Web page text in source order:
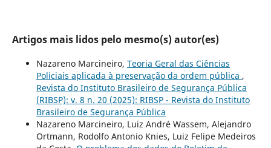
Artigos mais lidos pelo mesmo(s) autor(es)
Nazareno Marcineiro, Teoria Geral das Ciências
Policiais aplicada à preservação da ordem pública ,
Revista do Instituto Brasileiro de Segurança Pública
(RIBSP): v. 8 n. 20 (2025): RIBSP - Revista do Instituto
Brasileiro de Segurança Pública
Nazareno Marcineiro, Luiz André Wassem, Alejandro
Ortmann, Rodolfo Antonio Knies, Luiz Felipe Medeiros